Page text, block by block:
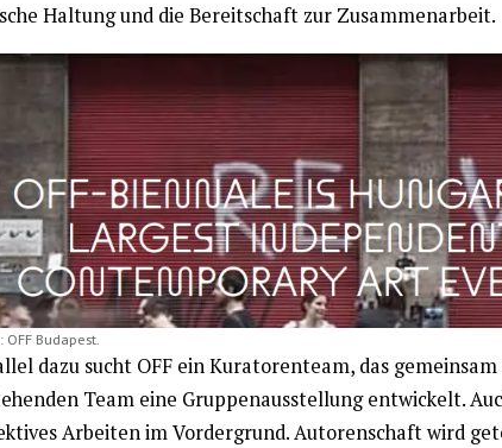
Haltung und die Bereitschaft zur Zusammenarbeit.
OFF Budapest.
dazu sucht OFF ein Kuratorenteam, das
Team eine Gruppenausstellung entwickelt.
Arbeiten im Vordergrund. Autorenschaft wird